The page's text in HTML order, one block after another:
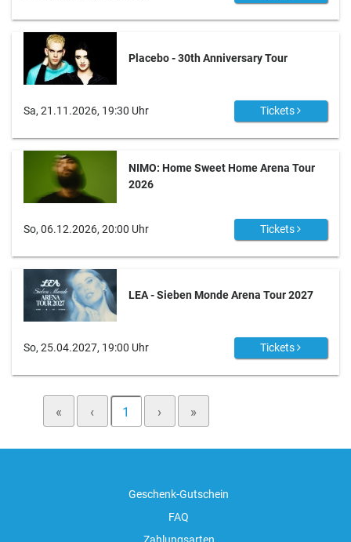
Placebo - 30th Anniversary Tour
Sa, 21.11.2026, 19:30 Uhr Tickets
NIMO: Home Sweet Home Arena Tour
2026
So, 06.12.2026, 20:00 Uhr Tickets
LEA - Sieben Monde Arena Tour 2027
So, 25.04.2027, 19:00 Uhr Tickets
« ‹ 1 › »
Geschenk-Gutschein
FAQ